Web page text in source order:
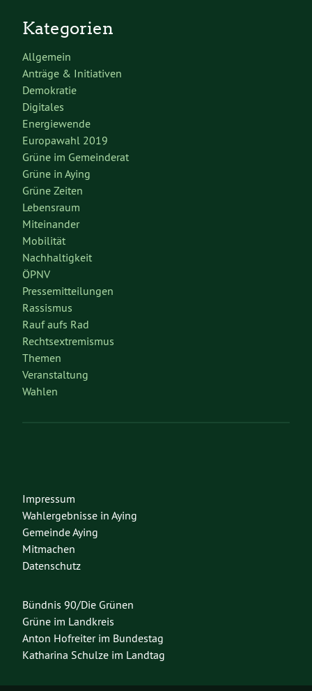
Kategorien
Allgemein
Anträge & Initiativen
Demokratie
Digitales
Energiewende
Europawahl 2019
Grüne im Gemeinderat
Grüne in Aying
Grüne Zeiten
Lebensraum
Miteinander
Mobilität
Nachhaltigkeit
ÖPNV
Pressemitteilungen
Rassismus
Rauf aufs Rad
Rechtsextremismus
Themen
Veranstaltung
Wahlen
Impressum
Wahlergebnisse in Aying
Gemeinde Aying
Mitmachen
Datenschutz
Bündnis 90/Die Grünen
Grüne im Landkreis
Anton Hofreiter im Bundestag
Katharina Schulze im Landtag